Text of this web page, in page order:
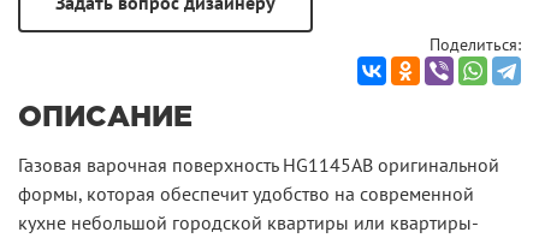
Поделиться:
ОПИСАНИЕ
Газовая варочная поверхность HG1145AB оригинальной
формы, которая обеспечит удобство на современной
кухне небольшой городской квартиры или квартиры-